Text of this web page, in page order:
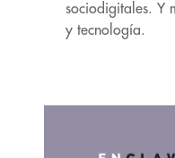
sociodigitales. Y
y tecnología.